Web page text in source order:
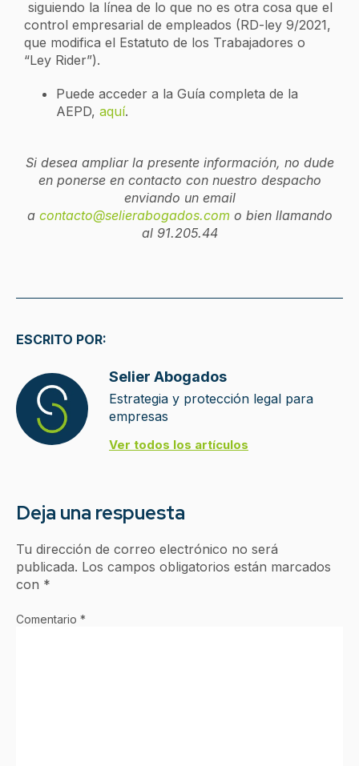
siguiendo la línea de lo que no es otra cosa que el
control empresarial de empleados (RD-ley 9/2021,
que modifica el Estatuto de los Trabajadores o
“Ley Rider”).
Puede acceder a la Guía completa de la
AEPD, aquí.
Si desea ampliar la presente información, no dude
en ponerse en contacto con nuestro despacho
enviando un email
a contacto@selierabogados.com o bien llamando
al 91.205.44
ESCRITO POR:
Selier Abogados
Estrategia y protección legal para
empresas
Ver todos los artículos
Deja una respuesta
Tu dirección de correo electrónico no será
publicada. Los campos obligatorios están marcados
con *
Comentario *